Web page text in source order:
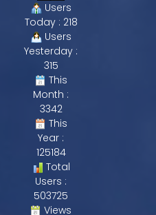
Users
Today : 218
Users
Yesterday :
315
This
Month :
3342
This
Year :
125184
Total
Users :
503725
Views